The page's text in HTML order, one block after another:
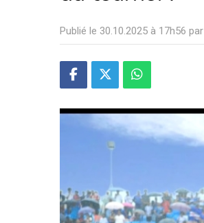
Publié le 30.10.2025 à 17h56 par